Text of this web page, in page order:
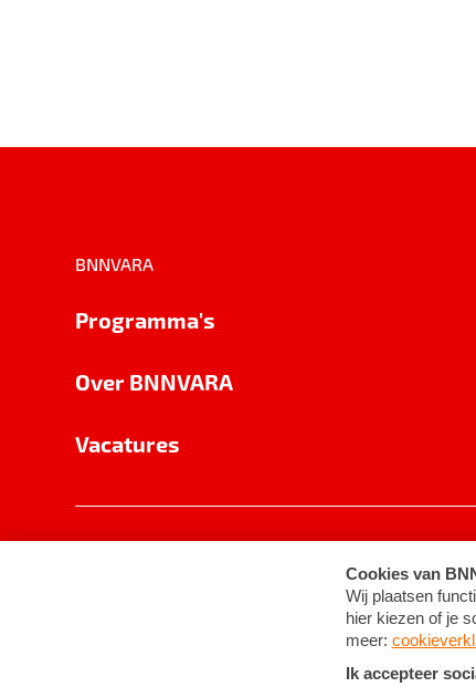
BNNVARA
Programma's
Over BNNVARA
Vacatures
Cookie-instellingen